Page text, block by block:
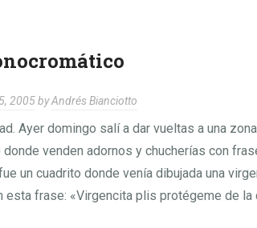
2005byAndrés Bianciotto
Ayer domingo salí a dar vueltas a una
venden adornos y chucherías con
un cuadrito donde venía dibujada una
esta frase: «Virgencita plis protégeme de la